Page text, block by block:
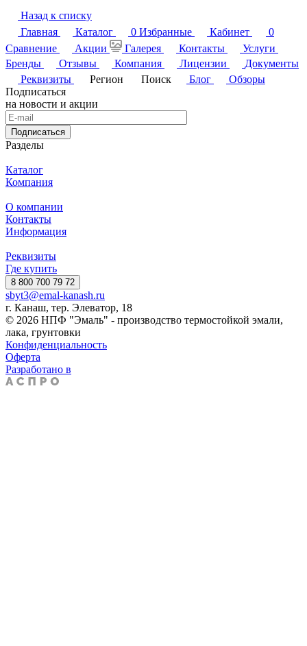
Назад к списку
Главная
Каталог 0 Избранные Кабинет
0
Сравнение
Акции Галерея Контакты
Услуги
Бренды
Отзывы Компания Лицензии
Документы
Реквизиты
Регион Поиск Блог
Обзоры
Подписаться
на новости и акции
Подписаться
Разделы
Каталог
Компания
О компании
Контакты
Информация
Реквизиты
Где купить
8 800 700 79 72
sbyt3@emal-kanash.ru
г. Канаш, тер. Элеватор, 18
© 2026 НПФ "Эмаль" - производство термостойкой эмали,
лака, грунтовки
Конфиденциальность
Оферта
Разработано в